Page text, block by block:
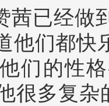
茜已经做
他们都快
们的性
很多复